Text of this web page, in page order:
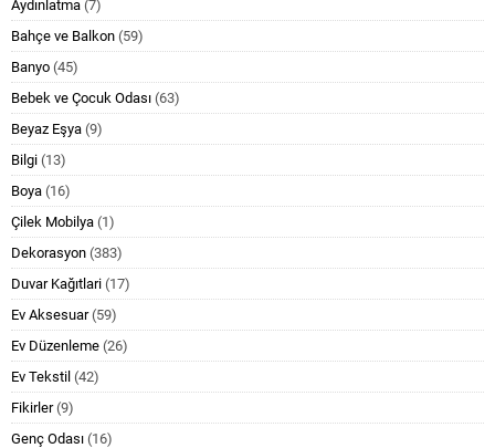
Aydınlatma (7)
Bahçe ve Balkon (59)
Banyo (45)
Bebek ve Çocuk Odası (63)
Beyaz Eşya (9)
Bilgi (13)
Boya (16)
Çilek Mobilya (1)
Dekorasyon (383)
Duvar Kağıtlari (17)
Ev Aksesuar(59)
Ev Düzenleme (26)
Ev Tekstil (42)
Fikirler(9)
Genç Odası (16)